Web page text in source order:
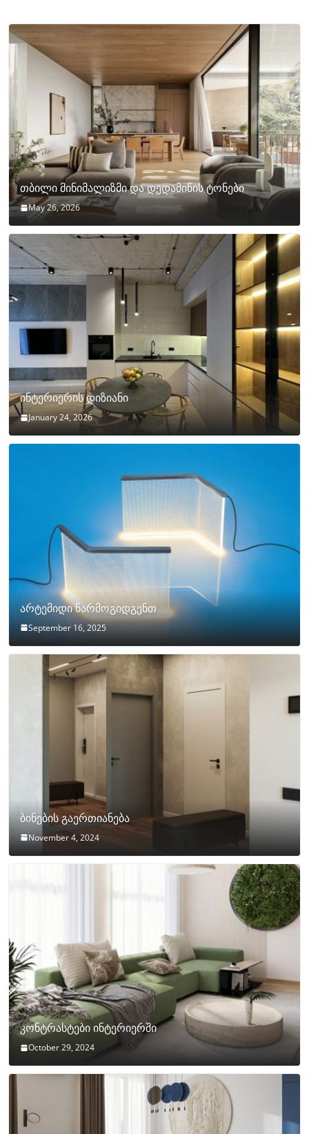
თბილი მინიმალიზმი და დედამიწის ტონები
May 26, 2026
ინტერიერის დიზიანი
January 24, 2026
არტემიდი წარმოგიდგენთ
September 16, 2025
ბინების გაერთიანება
November 4, 2024
კონტრასტები ინტერიერში
October 29, 2024